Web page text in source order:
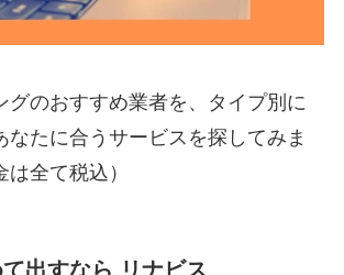
グのおすすめ業者を、タイプ別に
なたに合うサービスを探してみま
全て税込）
出すなら リナビス